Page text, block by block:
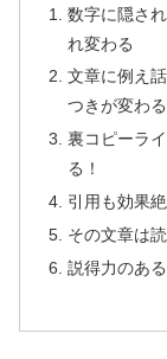
数字に隠さ
れ変わる
文章に例え
つきが変わる
裏コピーラ
る！
引用も効果
その文章は
説得力のあ